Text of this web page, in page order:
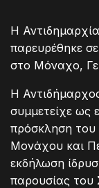
Η
παρευρέθηκε
στο Μόναχο,
Η
συμμετείχε ως
πρόσκληση
Μονάχου και
εκδήλωση
παρουσίας του